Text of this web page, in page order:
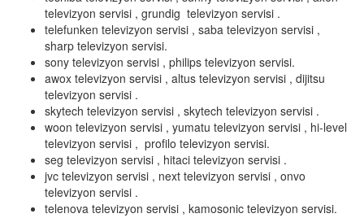
televizyon servisi , grundig televizyon servisi .
telefunken televizyon servisi , saba televizyon servisi ,
sharp televizyon servisi.
sony televizyon servisi , philips televizyon servisi.
awox televizyon servisi , altus televizyon servisi , dijitsu
televizyon servisi .
skytech televizyon servisi , skytech televizyon servisi .
woon televizyon servisi , yumatu televizyon servisi , hi-level
televizyon servisi , profilo televizyon servisi.
seg televizyon servisi , hitaci televizyon servisi .
jvc televizyon servisi , next televizyon servisi , onvo
televizyon servisi .
telenova televizyon servisi , kamosonic televizyon servisi.